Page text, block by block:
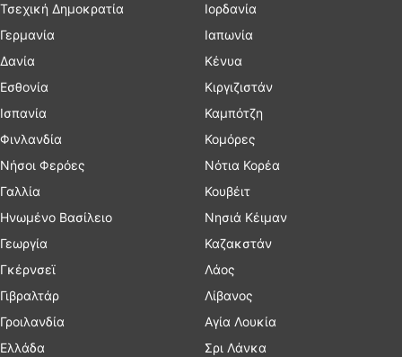
Τσεχική Δημοκρατία
Γερμανία
Δανία
Εσθονία
Ισπανία
Φινλανδία
Νήσοι Φερόες
Γαλλία
Ηνωμένο Βασίλειο
Γεωργία
Γκέρνσεϊ
Γιβραλτάρ
Γροιλανδία
Ελλάδα
Ιορδανία
Ιαπωνία
Κένυα
Κιργιζιστάν
Καμπότζη
Κομόρες
Νότια Κορέα
Κουβέιτ
Νησιά Κέιμαν
Καζακστάν
Λάος
Λίβανος
Αγία Λουκία
Σρι Λάνκα